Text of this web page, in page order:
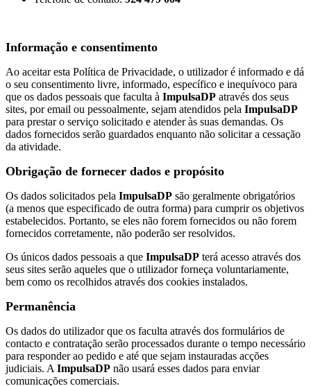
Informação e consentimento
Ao aceitar esta Política de Privacidade, o utilizador é informado e dá
o seu consentimento livre, informado, específico e inequívoco para
que os dados pessoais que faculta à ImpulsaDP através dos seus
sites, por email ou pessoalmente, sejam atendidos pela ImpulsaDP
para prestar o serviço solicitado e atender às suas demandas. Os
dados fornecidos serão guardados enquanto não solicitar a cessação
da atividade.
Obrigação de fornecer dados e propósito
Os dados solicitados pela ImpulsaDP são geralmente obrigatórios
(a menos que especificado de outra forma) para cumprir os objetivos
estabelecidos. Portanto, se eles não forem fornecidos ou não forem
fornecidos corretamente, não poderão ser resolvidos.
Os únicos dados pessoais a que ImpulsaDP terá acesso através dos
seus sites serão aqueles que o utilizador forneça voluntariamente,
bem como os recolhidos através dos cookies instalados.
Permanência
Os dados do utilizador que os faculta através dos formulários de
contacto e contratação serão processados ​​durante o tempo necessário
para responder ao pedido e até que sejam instauradas acções
judiciais. A ImpulsaDP não usará esses dados para enviar
comunicações comerciais.